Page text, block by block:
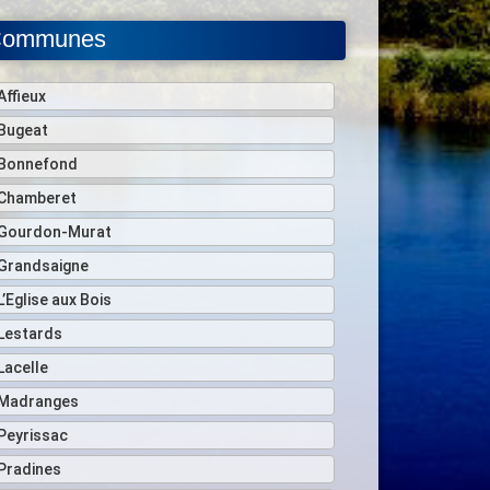
Murat
aux Bois